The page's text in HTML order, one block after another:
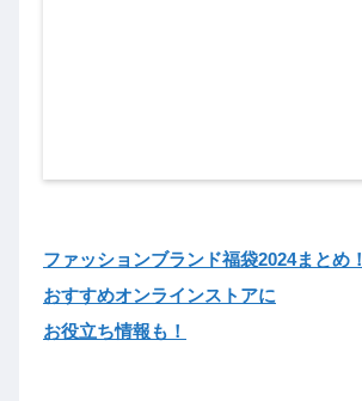
ファッションブランド福袋2024まとめ！
おすすめオンラインストアに
お役立ち情報も！